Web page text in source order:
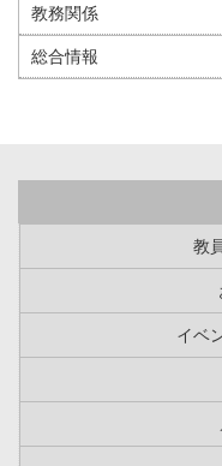
教務関係
総合情報
教
イベ